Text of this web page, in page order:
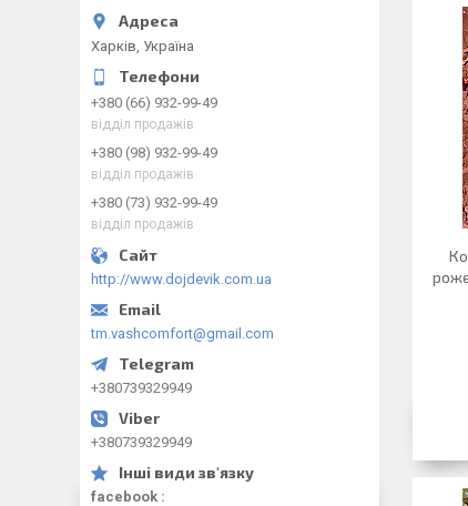
Харків, Україна
+380 (66) 932-99-49
відділ продажів
+380 (98) 932-99-49
відділ продажів
+380 (73) 932-99-49
відділ продажів
http://www.dojdevik.com.ua
tm.vashcomfort@gmail.com
+380739329949
+380739329949
facebook